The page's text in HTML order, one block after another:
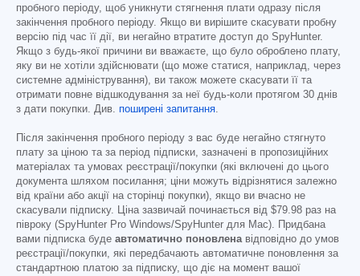
пробного періоду, щоб уникнути стягнення плати одразу після
закінчення пробного періоду. Якщо ви вирішите скасувати пробну
версію під час її дії, ви негайно втратите доступ до SpyHunter.
Якщо з будь-якої причини ви вважаєте, що було оброблено плату,
яку ви не хотіли здійснювати (що може статися, наприклад, через
системне адміністрування), ви також можете скасувати її та
отримати повне відшкодування за неї будь-коли протягом 30 днів
з дати покупки. Див. поширені запитання.
Після закінчення пробного періоду з вас буде негайно стягнуто
плату за ціною та за період підписки, зазначені в пропозиційних
матеріалах та умовах реєстрації/покупки (які включені до цього
документа шляхом посилання; ціни можуть відрізнятися залежно
від країни або акції на сторінці покупки), якщо ви вчасно не
скасували підписку. Ціна зазвичай починається від $79.98 раз на
півроку (SpyHunter Pro Windows/SpyHunter для Mac). Придбана
вами підписка буде автоматично поновленавідповідно до умов
реєстрації/покупки, які передбачають автоматичне поновлення за
стандартною платою за підписку, що діє на момент вашої